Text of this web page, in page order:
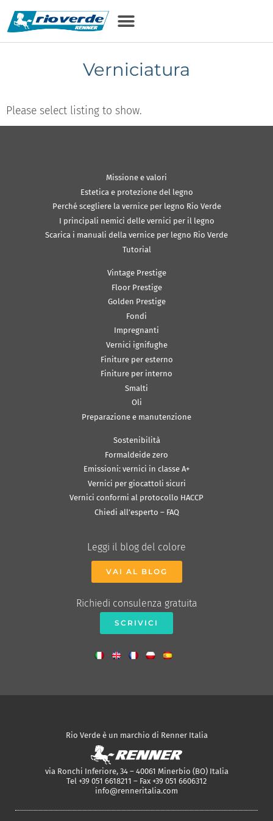
Verniciatura
Please select listing to show.
Missione e valori
Estetica e protezione del legno
Perché scegliere la vernice per legno Rio Verde
I principali nemici delle vernici per il legno
Scarica i manuali della vernice per legno Rio Verde
Tutorial
Vintage Prestige
Floor Prestige
Golden Prestige
Fondi
Impregnanti
Vernici ignifughe
Finiture per esterno
Finiture per interno
Smalti
Oli
Preparazione e manutenzione
Sostenibilità
Formaldeide zero
Emissioni: vernici in classe A+
Vernici per giocattoli sicuri
Vernici conformi al protocollo HACCP
Chiedi all’esperto – FAQ
Leggi il blog del colore
VAI AL BLOG
Richiedi consulenza gratuita
SCRIVICI
Rio Verde è un marchio di Renner Italia
via Ronchi Inferiore, 34 – 40061 Minerbio (BO) Italia
Tel +39 051 6618211 – Fax +39 051 6606312
info@renneritalia.com